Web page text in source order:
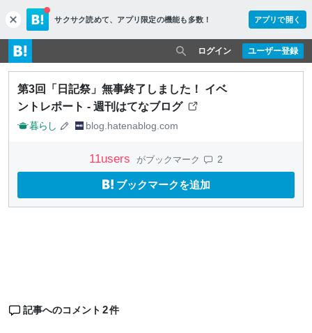
c
l
o
s
e
サクサク読めて、 アプリ限定の機能も多数！ アプリで開く
ユーザー登録
ログイン
第3回「日記祭」無事終了しました！ イベ
ントレポート - 週刊はてなブログ
暮らし blog.hatenablog.com
11users がブックマーク 2
ブックマークを追加
記事へのコメント 2件